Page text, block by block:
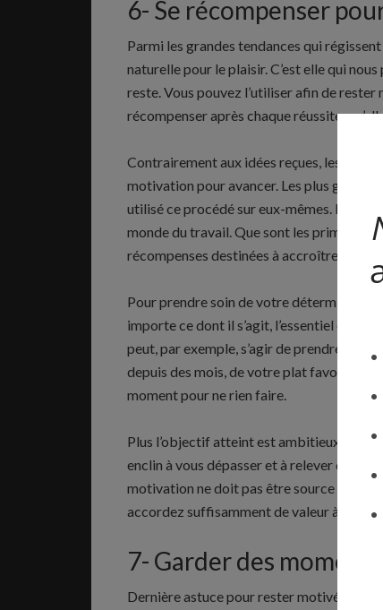
6- Se récompenser
Parmi les grandes tendances qui
naturelle pour le plaisir. C’est elle qui
reste. Vous pouvez l’utiliser afin de
récompenser après chaque réussite,
Contrairement aux idées reçues, les
motivation pour avancer. Les plus grands
utilisé ce procédé sur eux-mêmes.
monde du travail. Que sont les primes de
récompenses destinées à accroître la
Pour prendre soin de votre détermination,
importe ce dont il s’agit, l’essentiel étant
peut, par exemple, s’agir de prendre un
depuis des mois, de votre plat favori,
moment pour ne rien faire.
Plus l’objectif atteint est ambitieux, plus
enclin à vous dépasser et à relever de
motivation ne doit pas être source de
accordez suffisamment de valeur à votre
7- Garder des moments
Dernière astuce pour rester motivé au